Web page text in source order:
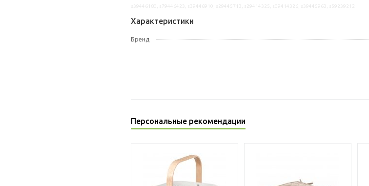
Характеристики
Бренд
Персональные рекомендации